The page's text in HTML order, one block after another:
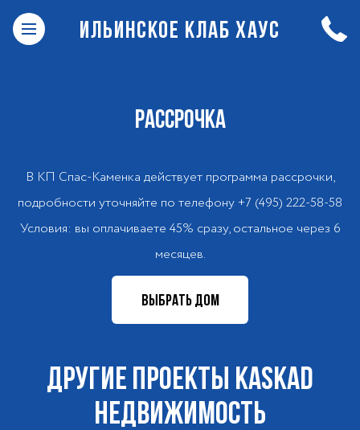
ИЛЬИНСКОЕ КЛАБ ХАУС
РАССРОЧКА
В КП Спас-Каменка действует программа рассрочки,
подробности уточняйте по телефону +7 (495) 222-58-58
Условия: вы оплачиваете 45% сразу, остальное через 6
месяцев.
ВЫБРАТЬ ДОМ
ДРУГИЕ ПРОЕКТЫ KASKAD
НЕДВИЖИМОСТЬ